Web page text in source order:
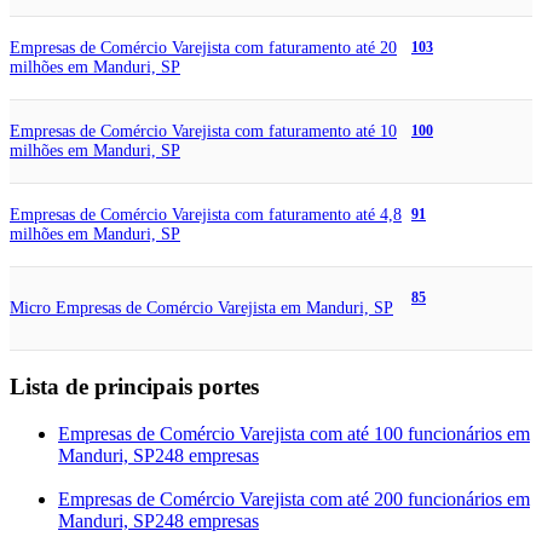
Empresas de Comércio Varejista com faturamento até 20
milhões em Manduri, SP
103
Empresas de Comércio Varejista com faturamento até 10
milhões em Manduri, SP
100
Empresas de Comércio Varejista com faturamento até 4,8
milhões em Manduri, SP
91
Micro Empresas de Comércio Varejista em Manduri, SP
85
Lista de principais portes
Empresas de Comércio Varejista com até 100 funcionários em
Manduri, SP248 empresas
Empresas de Comércio Varejista com até 200 funcionários em
Manduri, SP248 empresas